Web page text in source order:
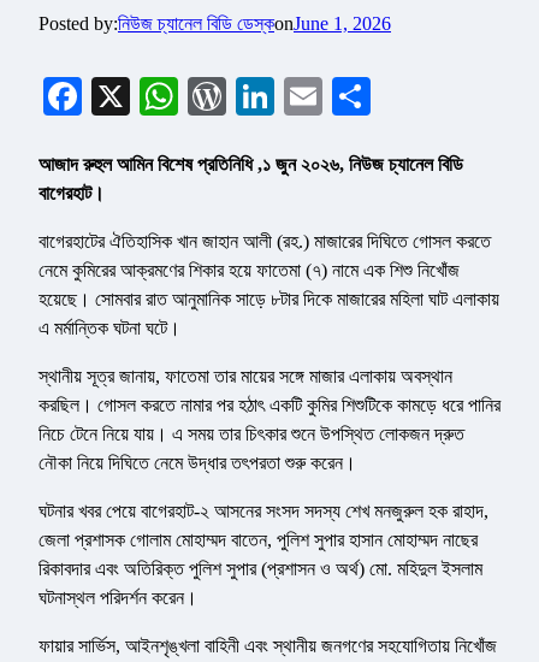
Posted by:নিউজ চ্যানেল বিডি ডেস্কonJune 1, 2026
Facebook
X WhatsApp
WordPress
LinkedIn
Email
আজাদ রুহুল আমিন বিশেষ প্রতিনিধি ,১ জুন ২০২৬, নিউজ চ্যানেল বিডি
বাগেরহাট।
বাগেরহাটের ঐতিহাসিক খান জাহান আলী (রহ.) মাজারের দিঘিতে গোসল করতে
নেমে কুমিরের আক্রমণের শিকার হয়ে ফাতেমা (৭) নামে এক শিশু নিখোঁজ
হয়েছে। সোমবার রাত আনুমানিক সাড়ে ৮টার দিকে মাজারের মহিলা ঘাট এলাকায়
এ মর্মান্তিক ঘটনা ঘটে।
স্থানীয় সূত্র জানায়, ফাতেমা তার মায়ের সঙ্গে মাজার এলাকায় অবস্থান
করছিল। গোসল করতে নামার পর হঠাৎ একটি কুমির শিশুটিকে কামড়ে ধরে পানির
নিচে টেনে নিয়ে যায়। এ সময় তার চিৎকার শুনে উপস্থিত লোকজন দ্রুত
নৌকা নিয়ে দিঘিতে নেমে উদ্ধার তৎপরতা শুরু করেন।
ঘটনার খবর পেয়ে বাগেরহাট-২ আসনের সংসদ সদস্য শেখ মনজুরুল হক রাহাদ,
জেলা প্রশাসক গোলাম মোহাম্মদ বাতেন, পুলিশ সুপার হাসান মোহাম্মদ নাছের
রিকাবদার এবং অতিরিক্ত পুলিশ সুপার (প্রশাসন ও অর্থ) মো. মহিদুল ইসলাম
ঘটনাস্থল পরিদর্শন করেন।
ফায়ার সার্ভিস, আইনশৃঙ্খলা বাহিনী এবং স্থানীয় জনগণের সহযোগিতায় নিখোঁজ